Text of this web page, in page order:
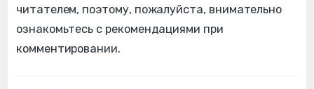
читателем, поэтому, пожалуйста, внимательно
ознакомьтесь с рекомендациями при
комментировании.